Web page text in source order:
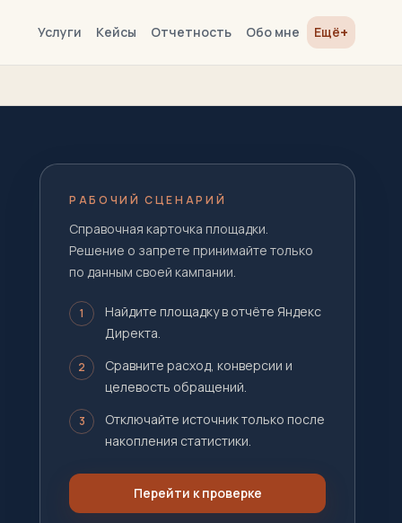
Услуги Кейсы Отчетность Обо мне Ещё+
РАБОЧИЙ СЦЕНАРИЙ
Справочная карточка площадки.
Решение о запрете принимайте только
по данным своей кампании.
1
Найдите площадку в отчёте Яндекс
Директа.
2
Сравните расход, конверсии и
целевость обращений.
3
Отключайте источник только после
накопления статистики.
Перейти к проверке